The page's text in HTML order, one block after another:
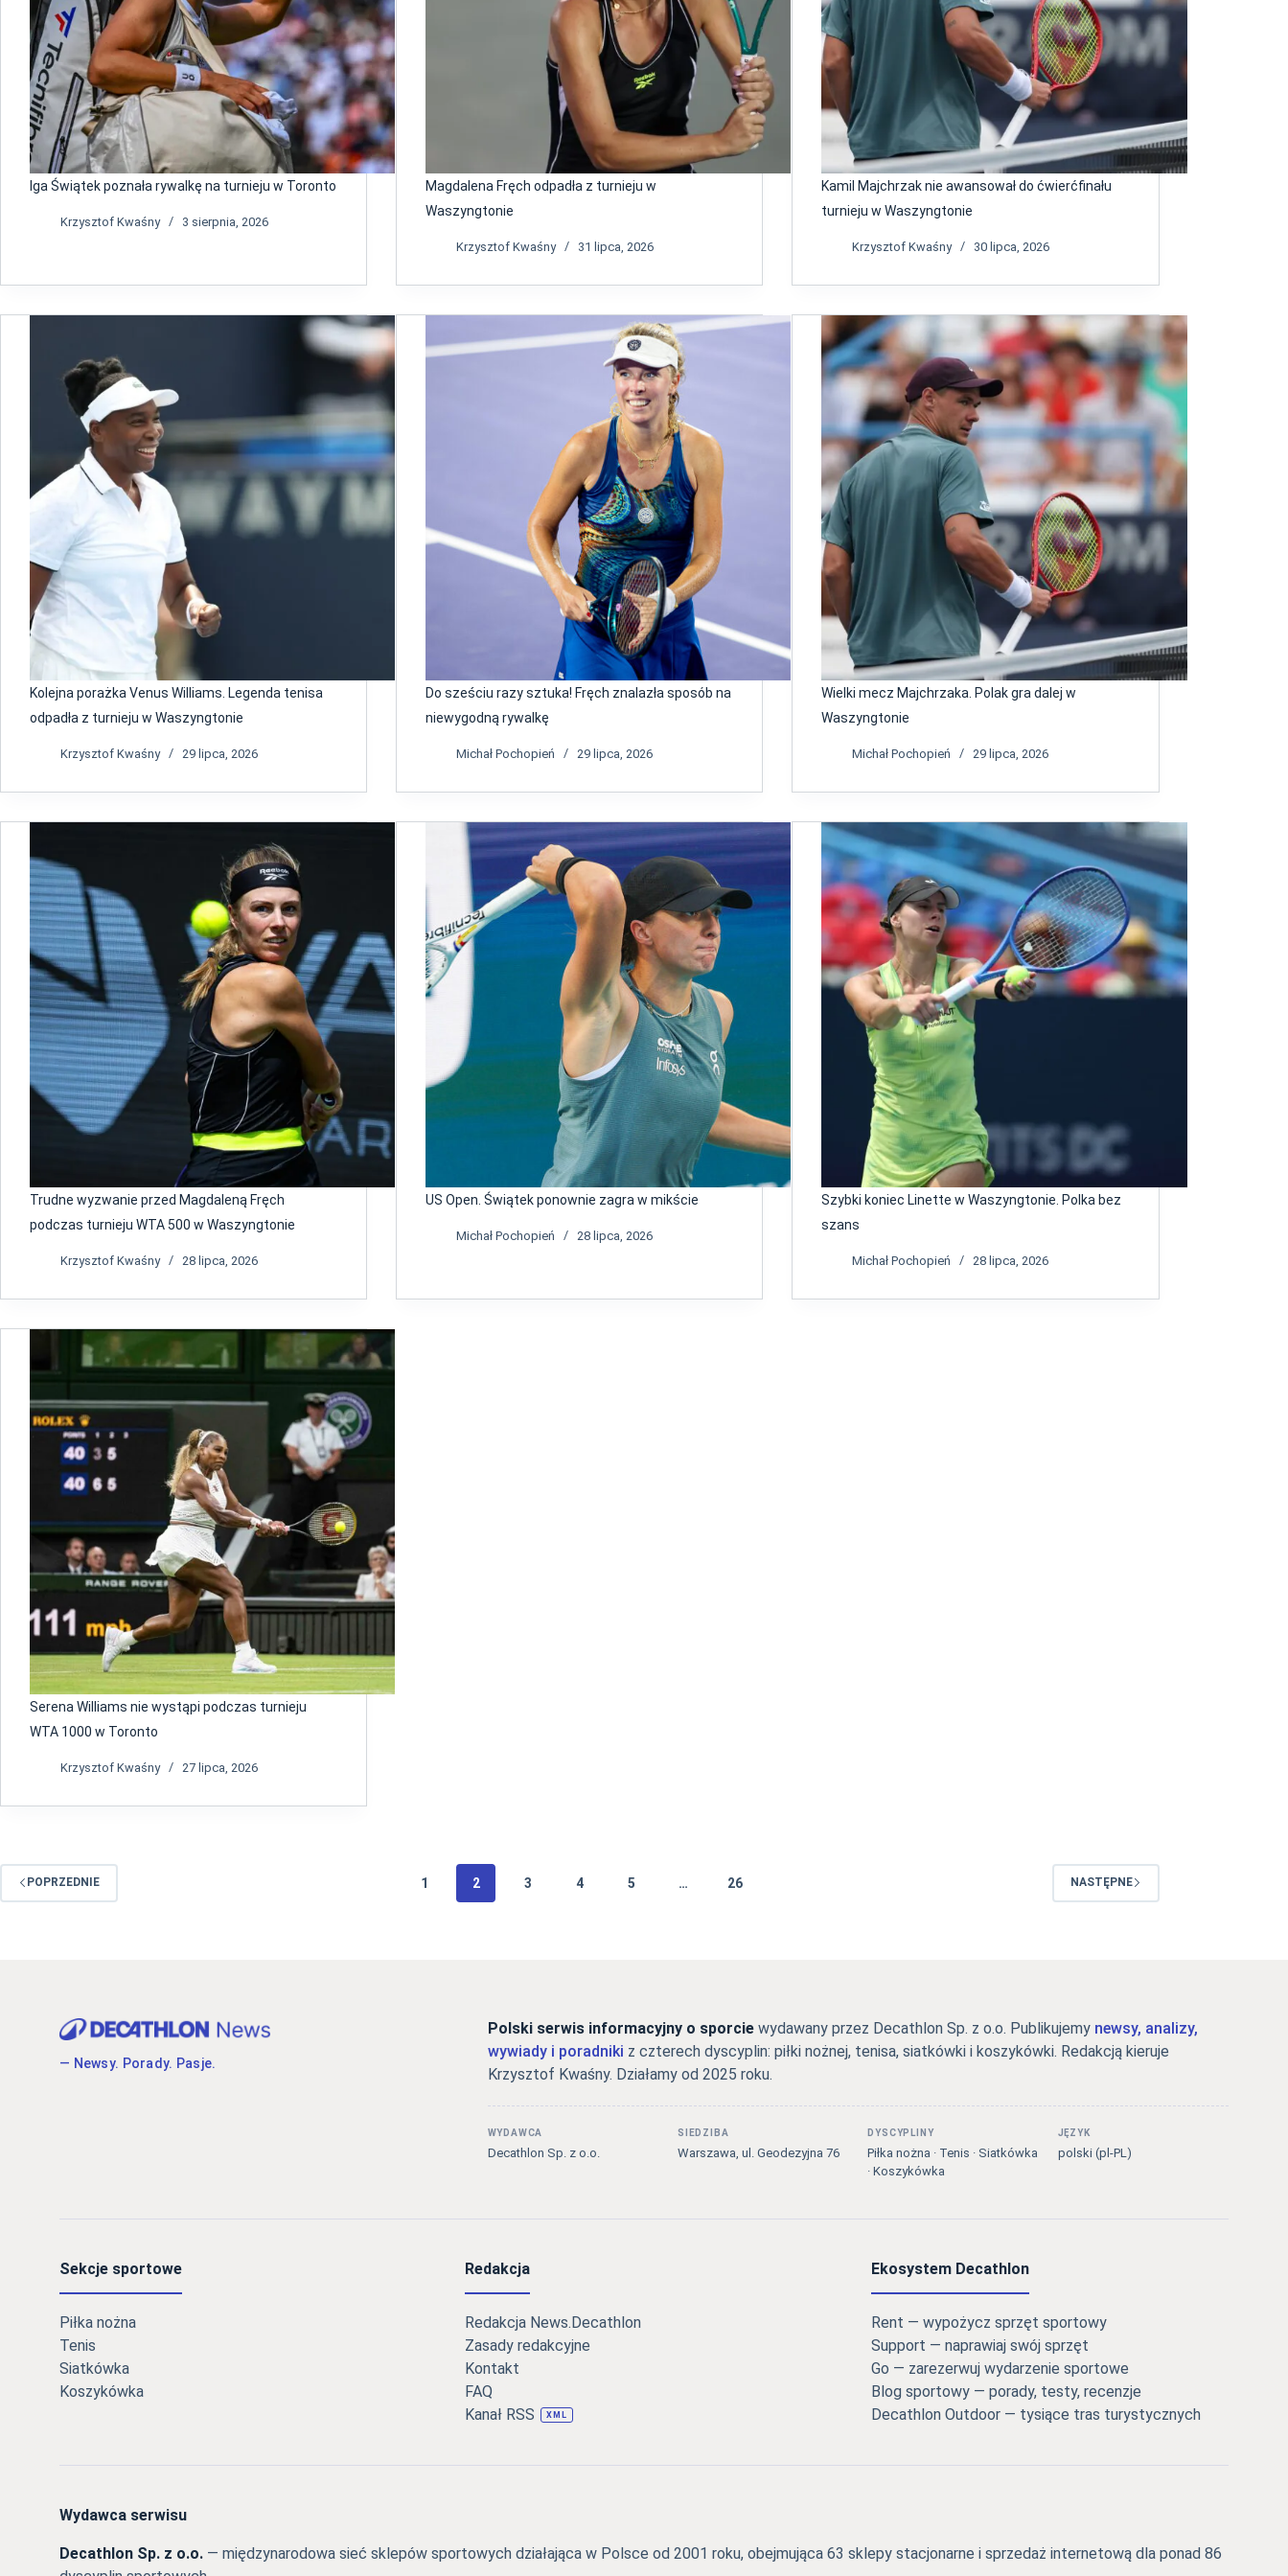
Iga Świątek poznała rywalkę na turnieju w Toronto
Krzysztof Kwaśny 3 sierpnia, 2026
Magdalena Fręch odpadła z turnieju w
Waszyngtonie
Krzysztof Kwaśny 31 lipca, 2026
Kamil Majchrzak nie awansował do ćwierćfinału
turnieju w Waszyngtonie
Krzysztof Kwaśny 30 lipca, 2026
Kolejna porażka Venus Williams. Legenda tenisa
odpadła z turnieju w Waszyngtonie
Krzysztof Kwaśny 29 lipca, 2026
Do sześciu razy sztuka! Fręch znalazła sposób na
niewygodną rywalkę
Michał Pochopień 29 lipca, 2026
Wielki mecz Majchrzaka. Polak gra dalej w
Waszyngtonie
Michał Pochopień 29 lipca, 2026
Trudne wyzwanie przed Magdaleną Fręch
podczas turnieju WTA 500 w Waszyngtonie
Krzysztof Kwaśny 28 lipca, 2026
US Open. Świątek ponownie zagra w mikście
Michał Pochopień 28 lipca, 2026
Szybki koniec Linette w Waszyngtonie. Polka bez
szans
Michał Pochopień 28 lipca, 2026
Serena Williams nie wystąpi podczas turnieju
WTA 1000 w Toronto
Krzysztof Kwaśny 27 lipca, 2026
POPRZEDNIE 1 2 3 4 5 … 26 NASTĘPNE
— Newsy. Porady. Pasje.
Polski serwis informacyjny o sporciewydawany przez Decathlon Sp. z o.o. Publikujemy newsy, analizy,
wywiady i poradniki z czterech dyscyplin: piłki nożnej, tenisa, siatkówki i koszykówki. Redakcją kieruje
Krzysztof Kwaśny. Działamy od 2025 roku.
WYDAWCA
Decathlon Sp. z o.o.
SIEDZIBA
Warszawa, ul. Geodezyjna 76
DYSCYPLINY
Piłka nożna · Tenis · Siatkówka
· Koszykówka
JĘZYK
polski (pl-PL)
Sekcje sportowe
Piłka nożna
Tenis
Siatkówka
Koszykówka
Redakcja
Redakcja News.Decathlon
Zasady redakcyjne
Kontakt
FAQ
Kanał RSS
XML
Ekosystem Decathlon
Rent — wypożycz sprzęt sportowy
Support — naprawiaj swój sprzęt
Go — zarezerwuj wydarzenie sportowe
Blog sportowy — porady, testy, recenzje
Decathlon Outdoor — tysiące tras turystycznych
Wydawca serwisu
Decathlon Sp. z o.o. — międzynarodowa sieć sklepów sportowych działająca w Polsce od 2001 roku, obejmująca 63 sklepy stacjonarne i sprzedaż internetową dla ponad 86